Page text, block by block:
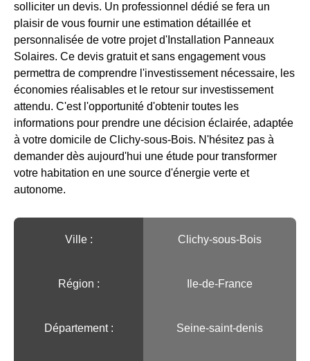
solliciter un devis. Un professionnel dédié se fera un
plaisir de vous fournir une estimation détaillée et
personnalisée de votre projet d'Installation Panneaux
Solaires. Ce devis gratuit et sans engagement vous
permettra de comprendre l'investissement nécessaire, les
économies réalisables et le retour sur investissement
attendu. C'est l'opportunité d'obtenir toutes les
informations pour prendre une décision éclairée, adaptée
à votre domicile de Clichy-sous-Bois. N'hésitez pas à
demander dès aujourd'hui une étude pour transformer
votre habitation en une source d'énergie verte et
autonome.
Ville :️ Clichy-sous-Bois
Région :️ Ile-de-France
Département : Seine-saint-denis